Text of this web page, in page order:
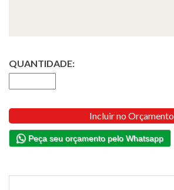
QUANTIDADE:
Incluir no Orçamento
Peça seu orçamento pelo Whatsapp